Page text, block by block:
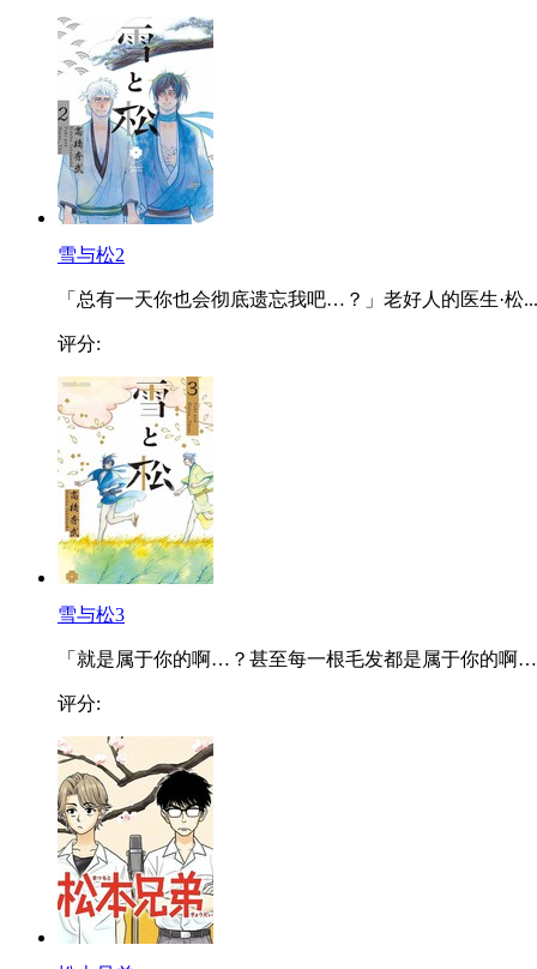
雪与松2
「总有一天你也会彻底遗忘我吧…？」老好人的医生·松...
评分:
雪与松3
「就是属于你的啊…？甚至每一根毛发都是属于你的啊
评分: